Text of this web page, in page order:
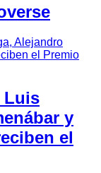
Luis
y
el